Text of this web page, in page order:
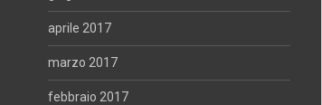
aprile 2017
marzo 2017
febbraio 2017